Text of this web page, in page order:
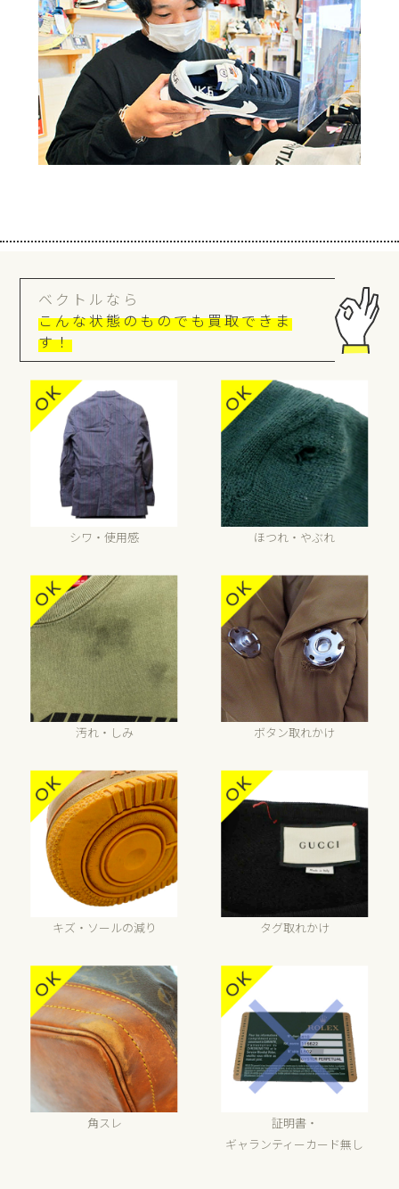
ベクトルなら
こんな状態のものでも買取できま
す！
シワ・使用感 ほつれ・やぶれ
汚れ・しみ ボタン取れかけ
キズ・ソールの減り タグ取れかけ
角スレ
証明書・
ギャランティーカード無し